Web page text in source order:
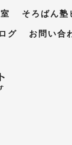
そろばん塾
グ お問い合